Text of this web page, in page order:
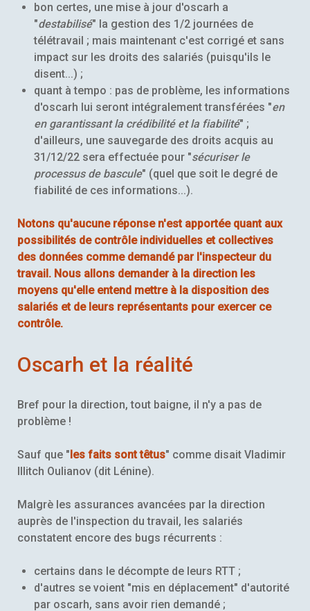
bon certes, une mise à jour d'oscarh a
"destabilisé" la gestion des 1/2 journées de
télétravail ; mais maintenant c'est corrigé et sans
impact sur les droits des salariés (puisqu'ils le
disent...) ;
quant à tempo : pas de problème, les informations
d'oscarh lui seront intégralement transférées "en
en garantissant la crédibilité et la fiabilité" ;
d'ailleurs, une sauvegarde des droits acquis au
31/12/22 sera effectuée pour "sécuriser le
processus de bascule" (quel que soit le degré de
fiabilité de ces informations...).
Notons qu'aucune réponse n'est apportée quant aux
possibilités de contrôle individuelles et collectives
des données comme demandé par l'inspecteur du
travail. Nous allons demander à la direction les
moyens qu'elle entend mettre à la disposition des
salariés et de leurs représentants pour exercer ce
contrôle.
Oscarh et la réalité
Bref pour la direction, tout baigne, il n'y a pas de
problème !
Sauf que "les faits sont têtus" comme disait Vladimir
Illitch Oulianov (dit Lénine).
Malgrè les assurances avancées par la direction
auprès de l'inspection du travail, les salariés
constatent encore des bugs récurrents :
certains dans le décompte de leurs RTT ;
d'autres se voient "mis en déplacement" d'autorité
par oscarh, sans avoir rien demandé ;